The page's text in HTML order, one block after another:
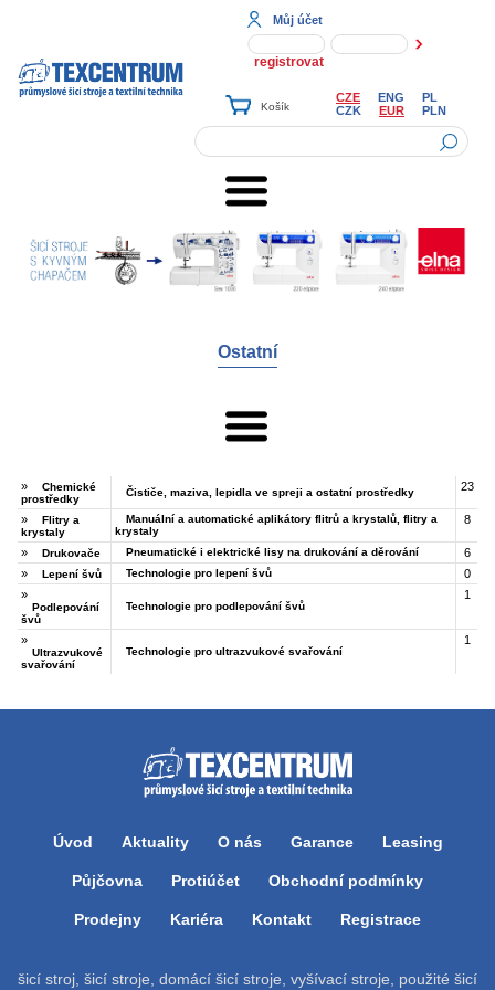
Můj účet
registrovat
CZE ENG
PL
CZK
EUR PLN
Ostatní
»
Chemické
prostředky
Čističe, maziva, lepidla ve spreji a ostatní prostředky 23
»
Flitry a
krystaly
Manuální a automatické aplikátory flitrů a krystalů, flitry a
krystaly
8
» Drukovače Pneumatické i elektrické lisy na drukování a děrování
6
»
Lepení švů Technologie pro lepení švů
0
»
Podlepování
švů
Technologie pro podlepování švů
1
»
Ultrazvukové
svařování
Technologie pro ultrazvukové svařování
1
Úvod Aktuality O nás Garance Leasing
Půjčovna Protiúčet Obchodní podmínky
Prodejny Kariéra Kontakt Registrace
šicí stroj, šicí stroje, domácí šicí stroje, vyšívací stroje, použité šicí